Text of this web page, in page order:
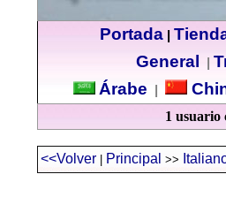
Portada|
General
Árabe
1 usuario
<<Volver Principal >>